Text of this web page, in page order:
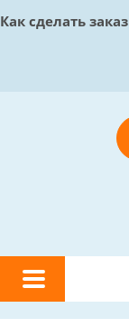
Как сделать заказ